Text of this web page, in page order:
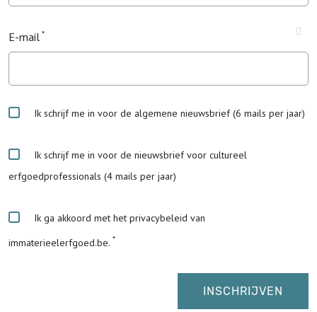
E-mail
Ik schrijf me in voor de algemene nieuwsbrief (6 mails per jaar)
Ik schrijf me in voor de nieuwsbrief voor cultureel
erfgoedprofessionals (4 mails per jaar)
Ik ga akkoord met het privacybeleid van
immaterieelerfgoed.be.